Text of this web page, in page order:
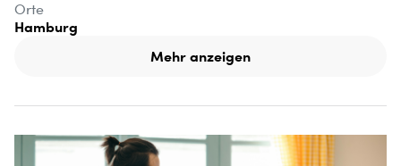
Orte
Hamburg
Mehr anzeigen